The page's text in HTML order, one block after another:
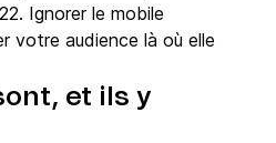
Ignorer le mobile
votre audience là où elle
et ils y